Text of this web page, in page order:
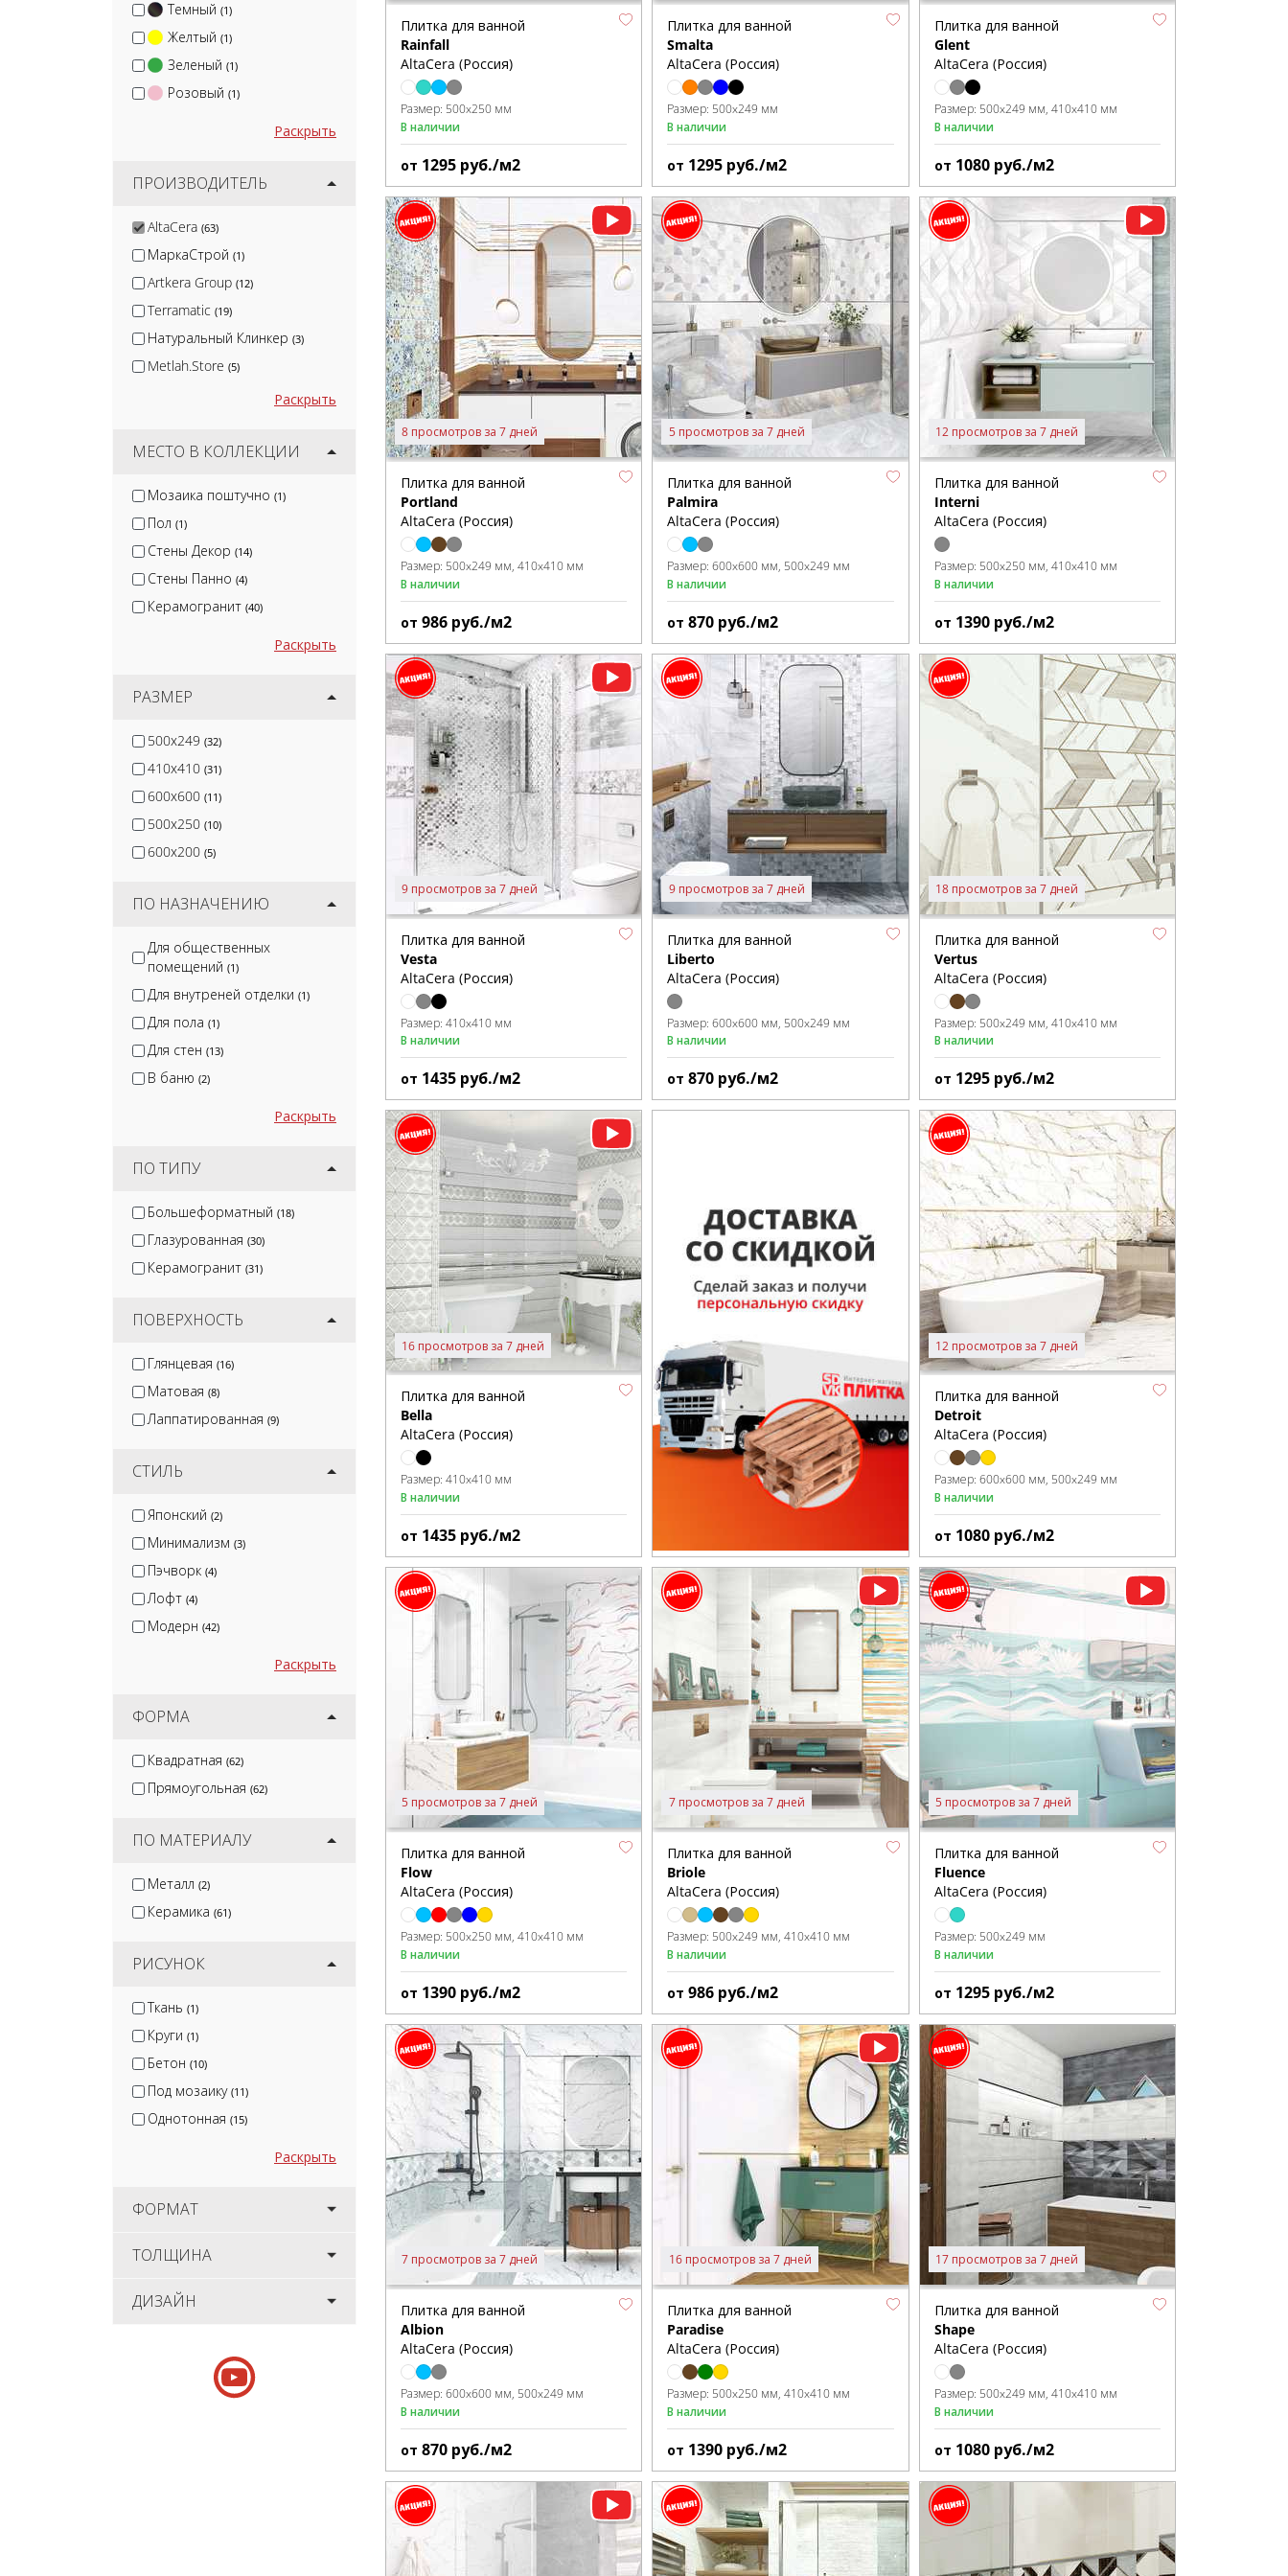
Темный (1)
Желтый (1)
Зеленый (1)
Розовый (1)
Раскрыть
ПРОИЗВОДИТЕЛЬ
AltaCera (63)
МаркаСтрой (1)
Artkera Group (12)
Terramatic (19)
Натуральный Клинкер (3)
Metlah.Store (5)
Cersanit (153)
Global Tile
Gracia Ceramica
Раскрыть
МЕСТО В КОЛЛЕКЦИИ
Мозаика поштучно (1)
Пол (1)
Стены Декор (14)
Стены Панно (4)
Керамогранит (40)
Раскрыть
РАЗМЕР
500x249 (32)
410x410 (31)
600x600 (11)
500x250 (10)
600x200 (5)
ПО НАЗНАЧЕНИЮ
Для общественных
помещений (1)
Для внутреней отделки (1)
Для пола (1)
Для стен (13)
В баню (2)
Раскрыть
ПО ТИПУ
Большеформатный (18)
Глазурованная (30)
Керамогранит (31)
ПОВЕРХНОСТЬ
Глянцевая (16)
Матовая (8)
Лаппатированная (9)
СТИЛЬ
Японский (2)
Минимализм (3)
Пэчворк (4)
Лофт (4)
Модерн (42)
Раскрыть
ФОРМА
Квадратная (62)
Прямоугольная (62)
ПО МАТЕРИАЛУ
Металл (2)
Керамика (61)
РИСУНОК
Ткань (1)
Круги (1)
Бетон (10)
Под мозаику (11)
Однотонная (15)
Раскрыть
ФОРМАТ
ТОЛЩИНА
ДИЗАЙН
Плитка для ванной
Rainfall
AltaCera (Россия)
Размер: 500x250 мм
В наличии
от 1295 руб./м2
Плитка для ванной
Smalta
AltaCera (Россия)
Размер: 500x249 мм
В наличии
от 1295 руб./м2
Плитка для ванной
Glent
AltaCera (Россия)
Размер: 500x249 мм 410x410 мм
В наличии
от 1080 руб./м2
8 просмотров за 7 дней
Плитка для ванной
Portland
AltaCera (Россия)
Размер: 500x249 мм 410x410 мм
В наличии
от 986 руб./м2
5 просмотров за 7 дней
Плитка для ванной
Palmira
AltaCera (Россия)
Размер:600x600 мм 500x249 мм
В наличии
от870 руб./м2
12 просмотров за 7 дней
Плитка для ванной
Interni
AltaCera (Россия)
Размер: 500x250 мм 410x410 мм
В наличии
от 1390 руб./м2
9 просмотров за 7 дней
Плитка для ванной
Vesta
AltaCera (Россия)
Размер: 410x410 мм
В наличии
от 1435 руб./м2
9 просмотров за 7 дней
Плитка для ванной
Liberto
AltaCera (Россия)
Размер:600x600 мм 500x249 мм
В наличии
от870 руб./м2
18 просмотров за 7 дней
Плитка для ванной
Vertus
AltaCera (Россия)
Размер: 500x249 мм 410x410 мм
В наличии
от 1295 руб./м2
16 просмотров за 7 дней
Плитка для ванной
Bella
AltaCera (Россия)
Размер: 410x410 мм
В наличии
от 1435 руб./м2
12 просмотров за 7 дней
Плитка для ванной
Detroit
AltaCera (Россия)
Размер: 600x600 мм 500x249 мм
В наличии
от 1080 руб./м2
5 просмотров за 7 дней
Плитка для ванной
Flow
AltaCera (Россия)
Размер: 500x250 мм 410x410 мм
В наличии
от 1390 руб./м2
7 просмотров за 7 дней
Плитка для ванной
Briole
AltaCera (Россия)
Размер: 500x249 мм 410x410 мм
В наличии
от986 руб./м2
5 просмотров за 7 дней
Плитка для ванной
Fluence
AltaCera (Россия)
Размер: 500x249 мм
В наличии
от 1295 руб./м2
7 просмотров за 7 дней
Плитка для ванной
Albion
AltaCera (Россия)
Размер: 600x600 мм 500x249 мм
В наличии
от 870 руб./м2
16 просмотров за 7 дней
Плитка для ванной
Paradise
AltaCera (Россия)
Размер: 500x250 мм 410x410 мм
В наличии
от 1390 руб./м2
17 просмотров за 7 дней
Плитка для ванной
Shape
AltaCera (Россия)
Размер: 500x249 мм 410x410 мм
В наличии
от 1080 руб./м2